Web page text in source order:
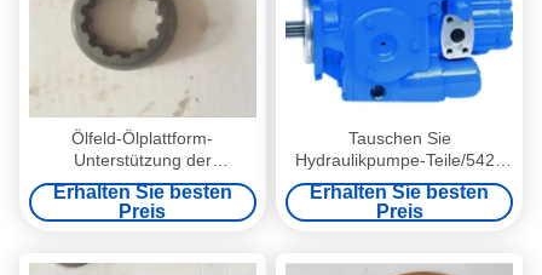
Ölfeld-Ölplattform-
Unterstützung der
Hydraulikpumpe-Ersatzteil-
PV90R075 PV90RK42
PV90R180
Erhalten Sie besten
Preis
Tauschen Sie
Hydraulikpumpe-Teile/5423
6423 7621 Hydraulikpumpe-
Ersatzteile
Erhalten Sie besten
Preis